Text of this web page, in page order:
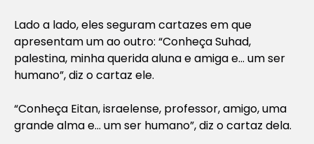
Lado a lado, eles seguram cartazes em que
apresentam um ao outro: “Conheça Suhad,
palestina, minha querida aluna e amiga e… um ser
humano”, diz o cartaz ele.
“Conheça Eitan, israelense, professor, amigo, uma
grande alma e… um ser humano”, diz o cartaz dela.